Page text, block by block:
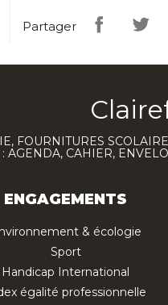
Partager
FOURNITURES
AGENDA, CAHIER,
ENGAGEMENTS
& écologie
Sport
Handicap International
égalité professionnelle